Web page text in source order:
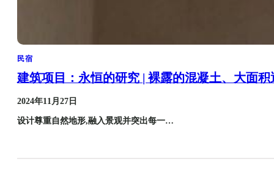
民宿
建筑项目：永恒的研究 | 裸露的混凝土、大面
2024年11月27日
设计尊重自然地形,融入景观并突出每一…